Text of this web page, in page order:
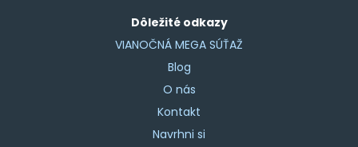
Dôležité odkazy
VIANOČNÁ MEGA SÚŤAŽ
Blog
O nás
Kontakt
Navrhni si